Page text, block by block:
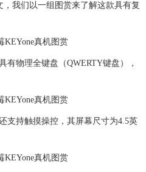
我们以一组图赏来了解这款具有复
有物理全键盘（QWERTY键盘），
支持触摸操控，其屏幕尺寸为4.5英